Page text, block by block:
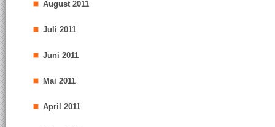
August 2011
Juli 2011
Juni 2011
Mai 2011
April 2011